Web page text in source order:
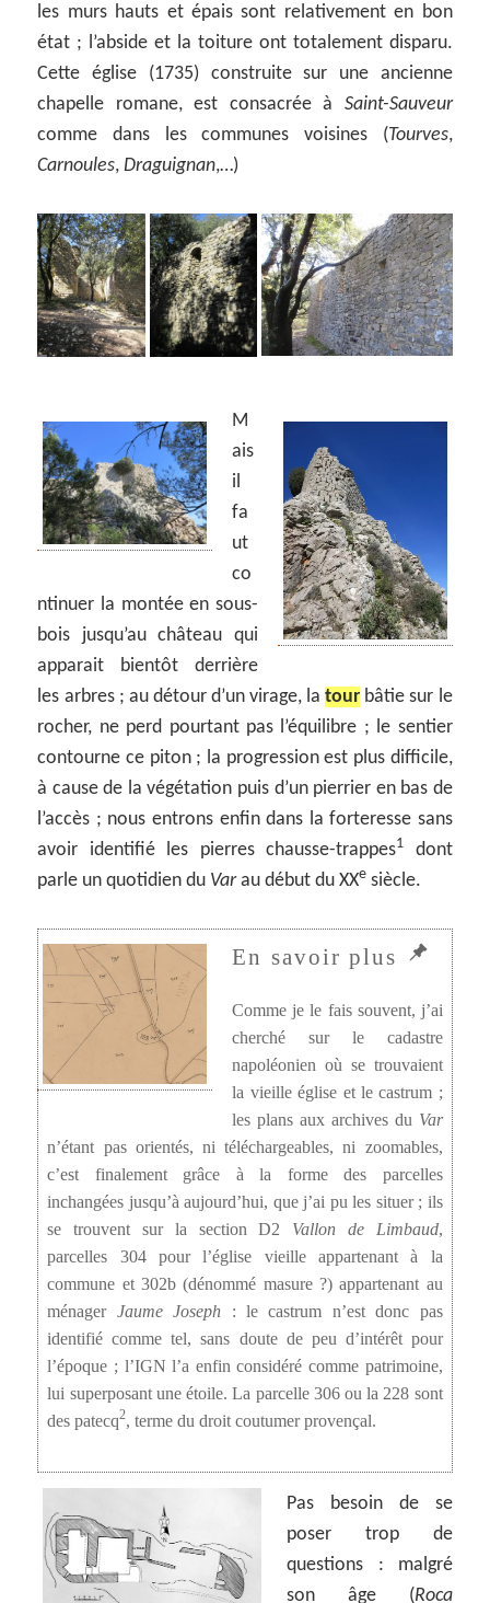
les murs hauts et épais sont relativement en bon
état ; l’abside et la toiture ont totalement disparu.
Cette église (1735) construite sur une ancienne
chapelle romane, est consacrée à Saint-Sauveur
comme dans les communes voisines (Tourves,
Carnoules,Draguignan,…)
M
ais
il
fa
ut
co
ntinuer la montée en sous-
bois jusqu’au château qui
apparait bientôt derrière
les arbres ; au détour d’un virage, latour bâtie sur le
rocher, ne perd pourtant pas l’équilibre ; le sentier
contourne ce piton ; la progression est plus difficile,
à cause de la végétation puis d’un pierrier en bas de
l’accès ; nous entrons enfin dans la forteresse sans
avoir identifié les pierres chausse-trappes1
dont
parle un quotidien du Varau début du XXe siècle.
Comme je le fais souvent, j’ai
cherché sur le cadastre
napoléonien où se trouvaient
la vieille église et le castrum ;
les plans aux archives du Var
n’étant pas orientés, ni téléchargeables, ni zoomables,
c’est finalement grâce à la forme des parcelles
inchangées jusqu’à aujourd’hui, que j’ai pu les situer ; ils
se trouvent sur la section D2 Vallon de Limbaud,
parcelles 304 pour l’église vieille appartenant à la
commune et 302b (dénommé masure ?) appartenant au
ménager Jaume Joseph : le castrum n’est donc pas
identifié comme tel, sans doute de peu d’intérêt pour
l’époque ; l’IGN l’a enfin considéré comme patrimoine,
lui superposant une étoile. La parcelle 306 ou la 228 sont
des patecq2, terme du droit coutumer provençal.
Pas besoin de se
poser trop de
questions : malgré
son âge (Roca